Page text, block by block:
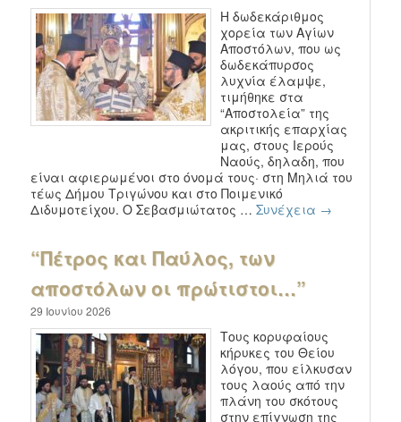
Η δωδεκάριθμος
χορεία των Αγίων
Αποστόλων, που ως
δωδεκάπυρσος
λυχνία έλαμψε,
τιμήθηκε στα
“Αποστολεία” της
ακριτικής επαρχίας
μας, στους Ιερούς
Ναούς, δηλαδη, που
είναι αφιερωμένοι στο όνομά τους· στη Μηλιά του
τέως Δήμου Τριγώνου και στο Ποιμενικό
Διδυμοτείχου. Ο Σεβασμιώτατος …Συνέχεια →
“Πέτρος και Παύλος, των
αποστόλων οι πρώτιστοι…”
29 Ιουνίου 2026
Τους κορυφαίους
κήρυκες του Θείου
λόγου, που είλκυσαν
τους λαούς από την
πλάνη του σκότους
στην επίγνωση της